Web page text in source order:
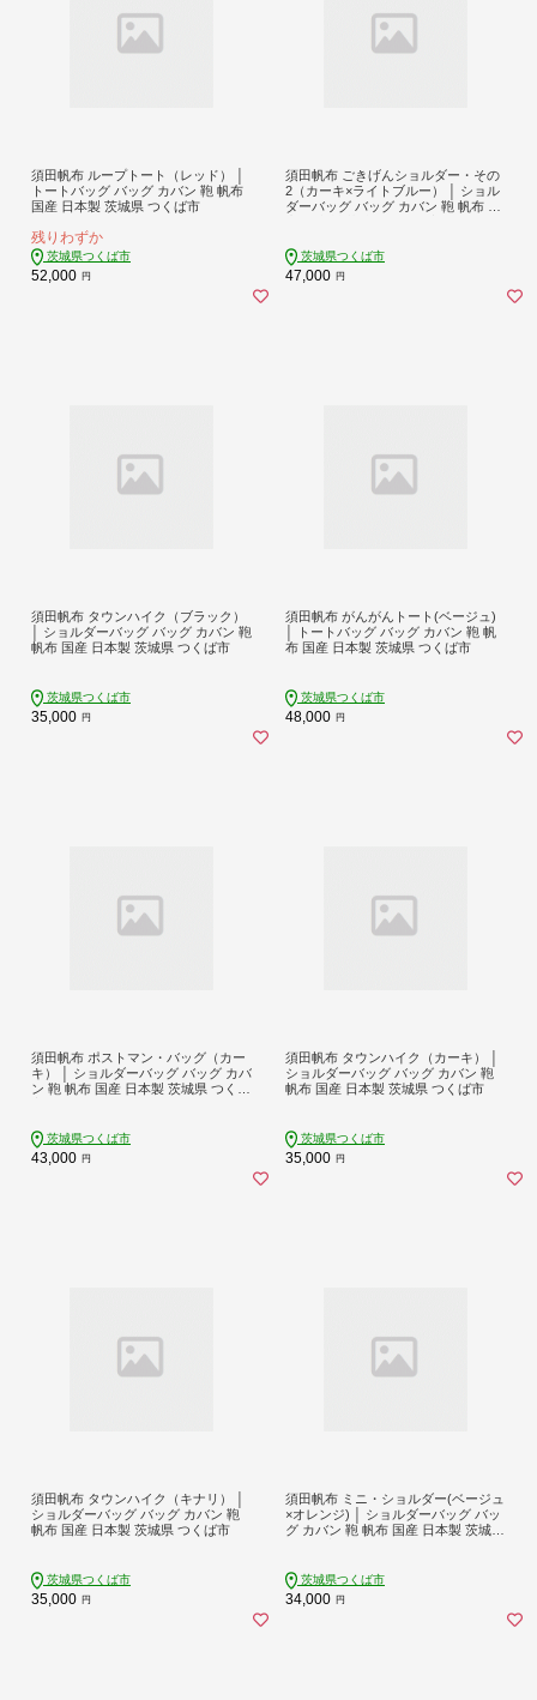
須田帆布 ループトート（レッド） │
トートバッグ バッグ カバン 鞄 帆布
国産 日本製 茨城県 つくば市
残りわずか
茨城県つくば市
52,000 円
須田帆布 ごきげんショルダー・その
2（カーキ×ライトブルー） │ ショル
ダーバッグ バッグ カバン 鞄 帆布 国
茨城県つくば市
47,000 円
須田帆布 タウンハイク（ブラック）
│ ショルダーバッグ バッグ カバン 鞄
帆布 国産 日本製 茨城県 つくば市
茨城県つくば市
35,000 円
須田帆布 がんがんトート(ベージュ)
│ トートバッグ バッグ カバン 鞄 帆
布 国産 日本製 茨城県 つくば市
茨城県つくば市
48,000 円
須田帆布 ポストマン・バッグ（カー
キ） │ ショルダーバッグ バッグ カバ
ン 鞄 帆布 国産 日本製 茨城県 つくば
茨城県つくば市
43,000 円
須田帆布 タウンハイク（カーキ） │
ショルダーバッグ バッグ カバン 鞄
帆布 国産 日本製 茨城県 つくば市
茨城県つくば市
35,000 円
須田帆布 タウンハイク（キナリ） │
ショルダーバッグ バッグ カバン 鞄
帆布 国産 日本製 茨城県 つくば市
茨城県つくば市
35,000 円
須田帆布 ミニ・ショルダー(ベージュ
×オレンジ) │ ショルダーバッグ バッ
グ カバン 鞄 帆布 国産 日本製 茨城県
茨城県つくば市
34,000 円